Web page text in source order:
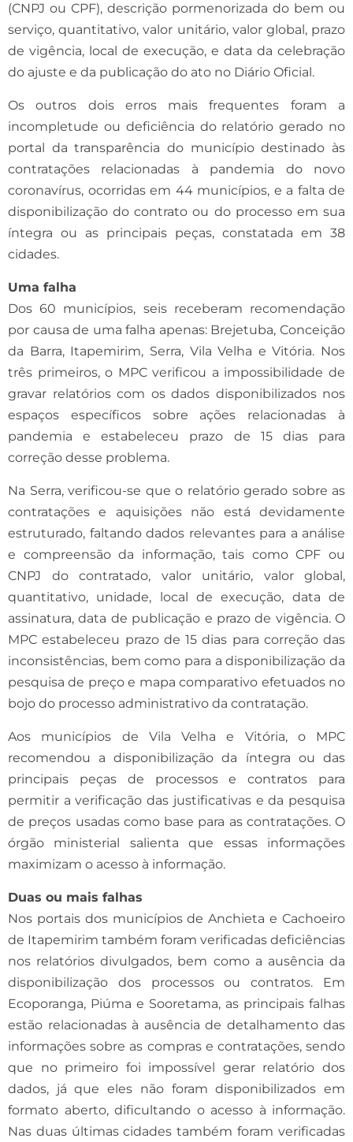
(CNPJ ou CPF), descrição pormenorizada do bem ou
serviço, quantitativo, valor unitário, valor global, prazo
de vigência, local de execução, e data da celebração
do ajuste e da publicação do ato no Diário Oficial.
Os outros dois erros mais frequentes foram a
incompletude ou deficiência do relatório gerado no
portal da transparência do município destinado às
contratações relacionadas à pandemia do novo
coronavírus, ocorridas em 44 municípios, e a falta de
disponibilização do contrato ou do processo em sua
íntegra ou as principais peças, constatada em 38
cidades.
Uma falha
Dos 60 municípios, seis receberam recomendação
por causa de uma falha apenas: Brejetuba, Conceição
da Barra, Itapemirim, Serra, Vila Velha e Vitória. Nos
três primeiros, o MPC verificou a impossibilidade de
gravar relatórios com os dados disponibilizados nos
espaços específicos sobre ações relacionadas à
pandemia e estabeleceu prazo de 15 dias para
correção desse problema.
Na Serra, verificou-se que o relatório gerado sobre as
contratações e aquisições não está devidamente
estruturado, faltando dados relevantes para a análise
e compreensão da informação, tais como CPF ou
CNPJ do contratado, valor unitário, valor global,
quantitativo, unidade, local de execução, data de
assinatura, data de publicação e prazo de vigência. O
MPC estabeleceu prazo de 15 dias para correção das
inconsistências, bem como para a disponibilização da
pesquisa de preço e mapa comparativo efetuados no
bojo do processo administrativo da contratação.
Aos municípios de Vila Velha e Vitória, o MPC
recomendou a disponibilização da íntegra ou das
principais peças de processos e contratos para
permitir a verificação das justificativas e da pesquisa
de preços usadas como base para as contratações. O
órgão ministerial salienta que essas informações
maximizam o acesso à informação.
Duas ou mais falhas
Nos portais dos municípios de Anchieta e Cachoeiro
de Itapemirim também foram verificadas deficiências
nos relatórios divulgados, bem como a ausência da
disponibilização dos processos ou contratos. Em
Ecoporanga, Piúma e Sooretama, as principais falhas
estão relacionadas à ausência de detalhamento das
informações sobre as compras e contratações, sendo
que no primeiro foi impossível gerar relatório dos
dados, já que eles não foram disponibilizados em
formato aberto, dificultando o acesso à informação.
Nas duas últimas cidades também foram verificadas